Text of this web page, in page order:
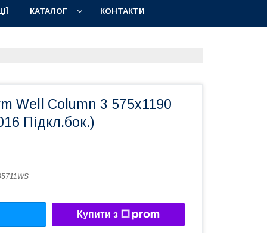
КАТАЛОГ КОНТАКТИ
Well Column 3 575x1190
Підкл.бок.)
Купити з